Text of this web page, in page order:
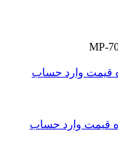
قیمت وارد حساب
قیمت وارد حساب